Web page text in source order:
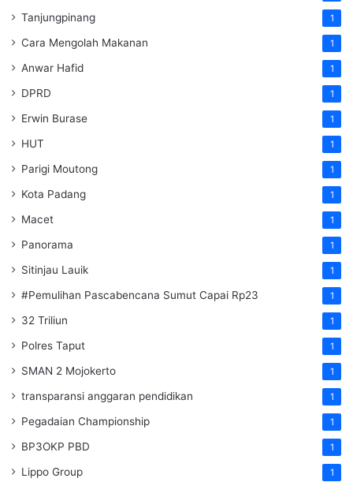
Tanjungpinang 1
Cara Mengolah Makanan 1
Anwar Hafid 1
DPRD 1
Erwin Burase 1
HUT 1
Parigi Moutong 1
Kota Padang 1
Macet 1
Panorama 1
Sitinjau Lauik 1
#Pemulihan Pascabencana Sumut Capai Rp23 1
32 Triliun 1
Polres Taput 1
SMAN 2 Mojokerto 1
transparansi anggaran pendidikan 1
Pegadaian Championship 1
BP3OKP PBD 1
Lippo Group 1